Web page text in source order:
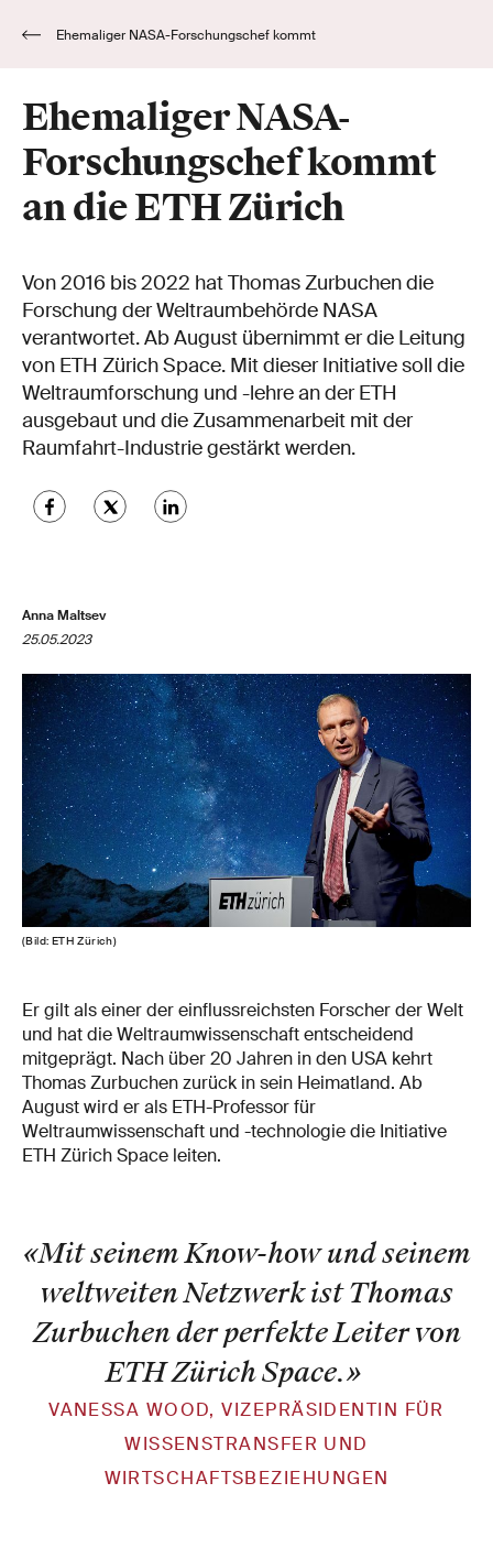
Ehemaliger NASA-
Forschungschef kommt
an die ETH Zürich
Von 2016 bis 2022 hat Thomas Zurbuchen die
Forschung der Weltraumbehörde NASA
verantwortet. Ab August übernimmt er die Leitung
von ETH Zürich Space. Mit dieser Initiative soll die
Weltraumforschung und -lehre an der ETH
ausgebaut und die Zusammenarbeit mit der
Raumfahrt-Industrie gestärkt werden.
Anna Maltsev
25.05.2023
(Bild: ETH Zürich)
Er gilt als einer der einflussreichsten Forscher der Welt
und hat die Weltraumwissenschaft entscheidend
mitgeprägt. Nach über 20 Jahren in den USA kehrt
Thomas Zurbuchen zurück in sein Heimatland. Ab
August wird er als ETH-Professor für
Weltraumwissenschaft und -technologie die Initiative
ETH Zürich Space leiten.
«Mit seinem Know-how und seinem
weltweiten Netzwerk ist Thomas
Zurbuchen der perfekte Leiter von
ETH Zürich Space.»
VANESSA WOOD, VIZEPRÄSIDENTIN FÜR
WISSENSTRANSFER UND
WIRTSCHAFTSBEZIEHUNGEN